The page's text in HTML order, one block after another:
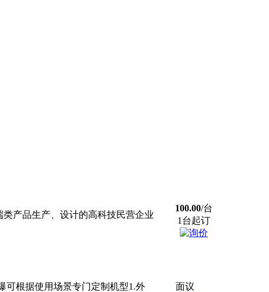
产品生产、设计的高科技民营企业
100.00/台
1台起订
可根据使用场景专门定制机型1.外
面议